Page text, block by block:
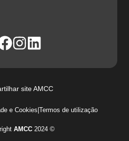
site AMCC
e Cookies|Termos de utilização
AMCC2024 ©